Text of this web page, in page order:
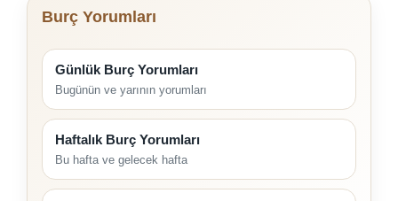
Burç Yorumları
Günlük Burç Yorumları
Bugünün ve yarının yorumları
Haftalık Burç Yorumları
Bu hafta ve gelecek hafta